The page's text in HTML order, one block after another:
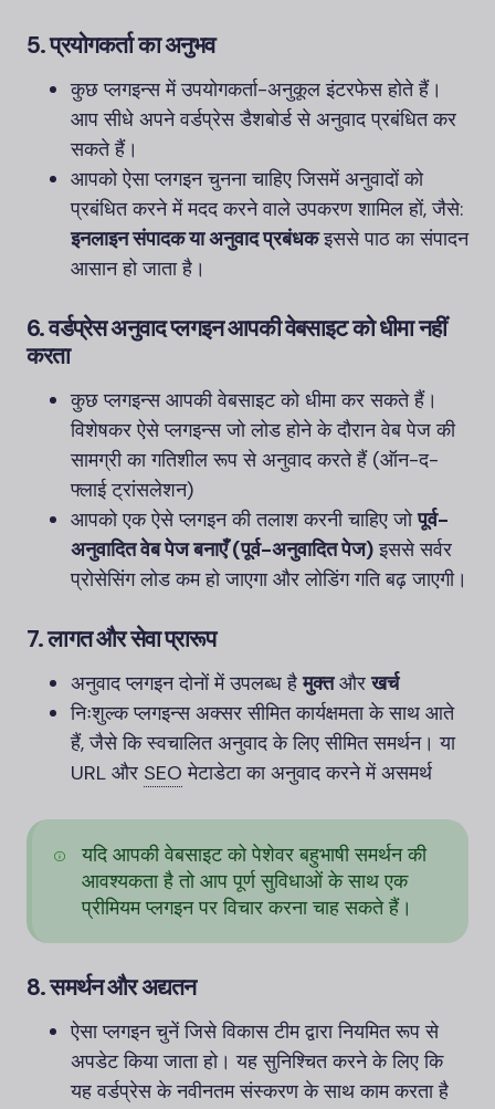
5.प्रयोगकर्ता का अनुभव
कुछ प्लगइन्स में उपयोगकर्ता-अनुकूल इंटरफेस होते हैं।
आप सीधे अपने वर्डप्रेस डैशबोर्ड से अनुवाद प्रबंधित कर
सकते हैं।
आपको ऐसा प्लगइन चुनना चाहिए जिसमें अनुवादों को
प्रबंधित करने में मदद करने वाले उपकरण शामिल हों, जैसे:
इनलाइन संपादक या अनुवाद प्रबंधकइससे पाठ का संपादन
आसान हो जाता है।
6. वर्डप्रेस अनुवाद प्लगइनआपकी वेबसाइट को धीमा नहीं
करता
कुछ प्लगइन्स आपकी वेबसाइट को धीमा कर सकते हैं।
विशेषकर ऐसे प्लगइन्स जो लोड होने के दौरान वेब पेज की
सामग्री का गतिशील रूप से अनुवाद करते हैं (ऑन-द-
फ्लाई ट्रांसलेशन)
आपको एक ऐसे प्लगइन की तलाश करनी चाहिए जोपूर्व-
अनुवादित वेब पेज बनाएँ (पूर्व-अनुवादित पेज)इससे सर्वर
प्रोसेसिंग लोड कम हो जाएगा और लोडिंग गति बढ़ जाएगी।
7.लागत और सेवा प्रारूप
अनुवाद प्लगइन दोनों में उपलब्ध हैमुक्तऔरखर्च
निःशुल्क प्लगइन्स अक्सर सीमित कार्यक्षमता के साथ आते
हैं, जैसे कि स्वचालित अनुवाद के लिए सीमित समर्थन। या
URL और SEO मेटाडेटा का अनुवाद करने में असमर्थ
यदि आपकी वेबसाइट को पेशेवर बहुभाषी समर्थन की
आवश्यकता है तो आप पूर्ण सुविधाओं के साथ एक
प्रीमियम प्लगइन पर विचार करना चाह सकते हैं।
8.समर्थन और अद्यतन
ऐसा प्लगइन चुनें जिसे विकास टीम द्वारा नियमित रूप से
अपडेट किया जाता हो। यह सुनिश्चित करने के लिए कि
यह वर्डप्रेस के नवीनतम संस्करण के साथ काम करता है